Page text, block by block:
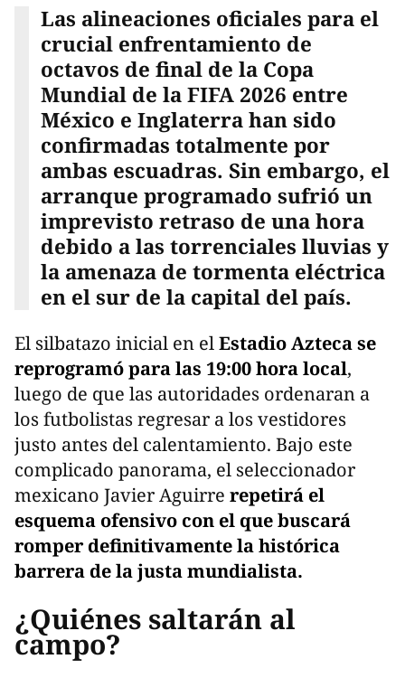
Las alineaciones oficiales para el
crucial enfrentamiento de
octavos de final de la Copa
Mundial de la FIFA 2026 entre
México e Inglaterra han sido
confirmadas totalmente por
ambas escuadras. Sin embargo, el
arranque programado sufrió un
imprevisto retraso de una hora
debido a las torrenciales lluvias y
la amenaza de tormenta eléctrica
en el sur de la capital del país.
El silbatazo inicial en elEstadio Azteca se
reprogramó para las 19:00 hora local,
luego de que las autoridades ordenaran a
los futbolistas regresar a los vestidores
justo antes del calentamiento. Bajo este
complicado panorama, el seleccionador
mexicano Javier Aguirre repetirá el
esquema ofensivo con el que buscará
romper definitivamente la histórica
barrera de la justa mundialista.
¿Quiénes saltarán al
campo?